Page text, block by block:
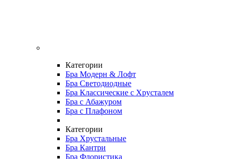
Категории
Бра Модерн & Лофт
Бра Светодиодные
Бра Классические с Хрусталем
Бра с Абажуром
Бра с Плафоном
Категории
Бра Хрустальные
Бра Кантри
Бра Флористика